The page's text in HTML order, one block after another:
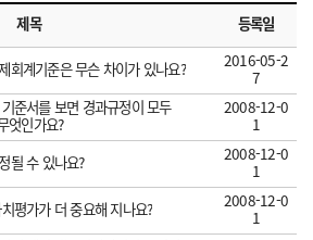
제목 등록일
회계기준은 무슨 차이가 있나요?
2016-05-2
7
준서를 보면 경과규정이 모두
엇인가요?
2008-12-0
1
될 수 있나요?
2008-12-0
1
평가가 더 중요해 지나요?
2008-12-0
1